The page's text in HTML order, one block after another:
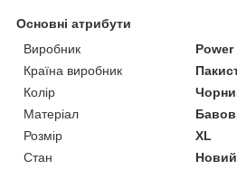
Основні атрибути
Виробник
Power
Країна виробник
Колір
Матеріал
Розмір
XL
Стан
Новий